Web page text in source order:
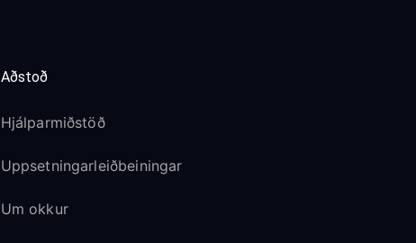
Aðstoð
Hjálparmiðstöð
Uppsetningarleiðbeiningar
Um okkur